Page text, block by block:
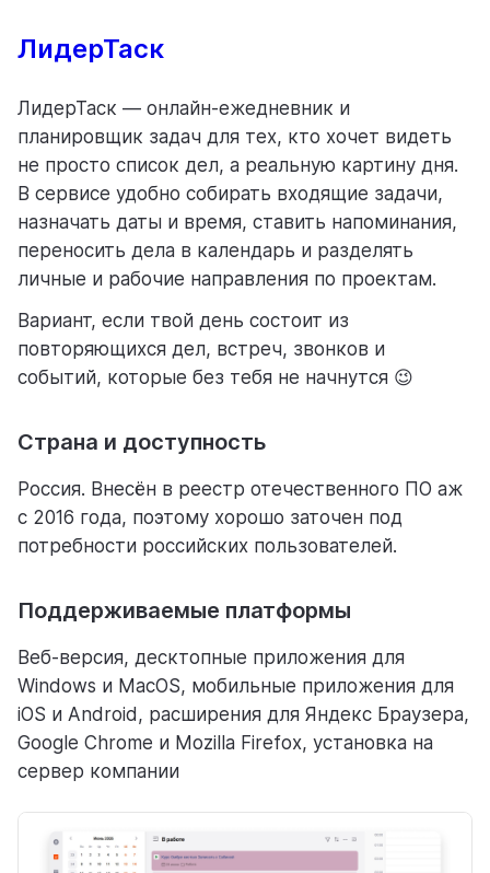
ЛидерТаск
ЛидерТаск — онлайн-ежедневник и
планировщик задач для тех, кто хочет видеть
не просто список дел, а реальную картину дня.
В сервисе удобно собирать входящие задачи,
назначать даты и время, ставить напоминания,
переносить дела в календарь и разделять
личные и рабочие направления по проектам.
Вариант, если твой день состоит из
повторяющихся дел, встреч, звонков и
событий, которые без тебя не начнутся 😉
Страна и доступность
Россия. Внесён в реестр отечественного ПО аж
с 2016 года, поэтому хорошо заточен под
потребности российских пользователей.
Поддерживаемые платформы
Веб-версия, десктопные приложения для
Windows и MacOS, мобильные приложения для
iOS и Android, расширения для Яндекс Браузера,
Google Chrome и Mozilla Firefox, установка на
сервер компании